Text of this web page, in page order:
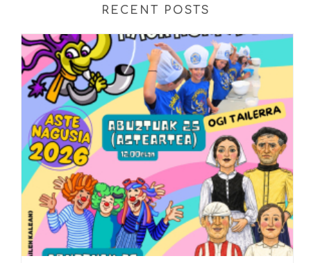
RECENT POSTS